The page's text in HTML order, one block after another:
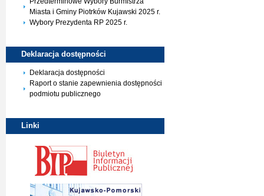
Miasta i Gminy Piotrków Kujawski 2025 r.
Wybory Prezydenta RP 2025 r.
Deklaracja dostępności
Deklaracja dostępności
Raport o stanie zapewnienia dostępności
podmiotu publicznego
Linki